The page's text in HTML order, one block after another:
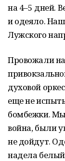
на 4–5 дней.
и одеяло.
Лужского
Провожали
духовой
еще не
бомбежки. Мы
война, были
не дойдут.
надела